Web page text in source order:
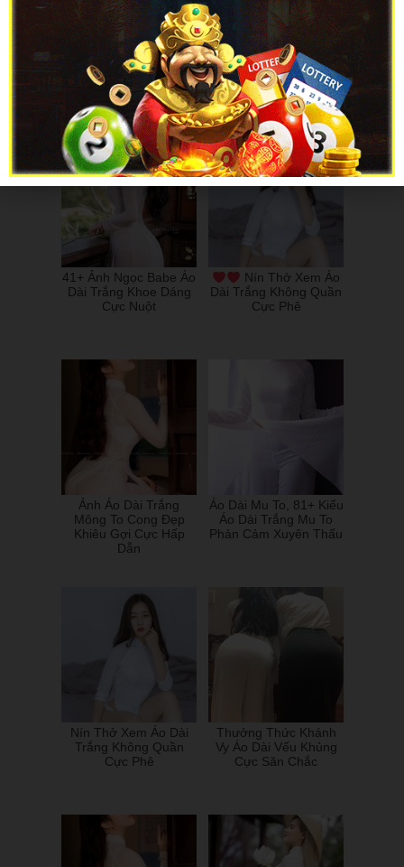
Nhẹ Nhàng Cùng Nữ
Sinh Mặc Áo Dài Trắng
Phượng Tiên 2k2
Trọn Bộ Áo Dài Phi
Bóng Từ Uyên Nguyễn
Chuẩn Nàng Thơ
41+ Ảnh Ngọc Babe Áo
Dài Trắng Khoe Dáng
Cực Nuột
Nín Thở Xem Áo
Dài Trắng Không Quần
Cực Phê
Ảnh Áo Dài Trắng
Mông To Cong Đẹp
Khiêu Gợi Cực Hấp
Dẫn
Áo Dài Mu To, 81+ Kiểu
Áo Dài Trắng Mu To
Phản Cảm Xuyên Thấu
Nín Thở Xem Áo Dài
Trắng Không Quần
Cực Phê
Thưởng Thức Khánh
Vy Áo Dài Vếu Khủng
Cực Săn Chắc